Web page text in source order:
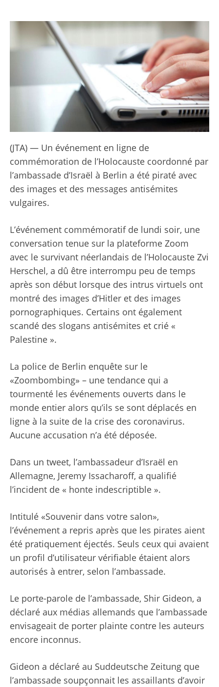
(JTA) — Un événement en ligne de
commémoration de l’Holocauste coordonné par
l’ambassade d’Israël à Berlin a été piraté avec
des images et des messages antisémites
vulgaires.
L’événement commémoratif de lundi soir, une
conversation tenue sur la plateforme Zoom
avec le survivant néerlandais de l’Holocauste Zvi
Herschel, a dû être interrompu peu de temps
après son début lorsque des intrus virtuels ont
montré des images d’Hitler et des images
pornographiques. Certains ont également
scandé des slogans antisémites et crié «
Palestine ».
La police de Berlin enquête sur le
«Zoombombing» – une tendance qui a
tourmenté les événements ouverts dans le
monde entier alors qu’ils se sont déplacés en
ligne à la suite de la crise des coronavirus.
Aucune accusation n’a été déposée.
Dans un tweet, l’ambassadeur d’Israël en
Allemagne, Jeremy Issacharoff, a qualifié
l’incident de « honte indescriptible ».
Intitulé «Souvenir dans votre salon»,
l’événement a repris après que les pirates aient
été pratiquement éjectés. Seuls ceux qui avaient
un profil d’utilisateur vérifiable étaient alors
autorisés à entrer, selon l’ambassade.
Le porte-parole de l’ambassade, Shir Gideon, a
déclaré aux médias allemands que l’ambassade
envisageait de porter plainte contre les auteurs
encore inconnus.
Gideon a déclaré au Suddeutsche Zeitung que
l’ambassade soupçonnait les assaillants d’avoir